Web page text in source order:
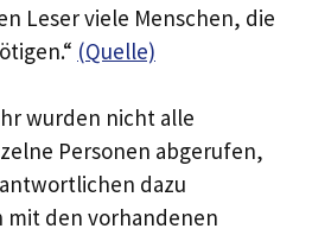
Leser viele Menschen, die
(Quelle)
wurden nicht alle
Personen abgerufen,
dazu
mit den vorhandenen